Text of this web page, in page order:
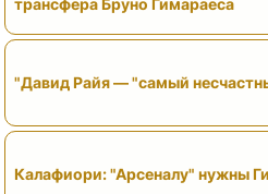
"Давид Райя — "самый
Калафиори: "Арсеналу" нужны